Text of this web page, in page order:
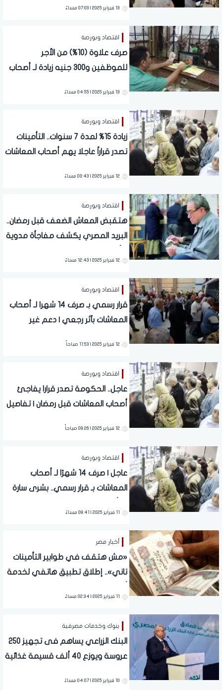
13 فبراير 2025 | 07:03 مساءً
اقتصاد وبورصة
صرف علاوة (10%) من الأجر
للموظفين و300 جنيه زيادة لـ أصحاب
13 فبراير 2025 | 04:55 مساءً
اقتصاد وبورصة
زيادة 15% لمدة 7 سنوات.. التأمينات
تصدر قراراً عاجلا يهم أصحاب المعاشات
12 فبراير 2025 | 03:43 مساءً
اقتصاد وبورصة
هتقبض المعاش الضعف قبل رمضان..
البريد المصري يكشف مفاجأة مدوية
12 فبراير 2025 | 12:43 مساءً
اقتصاد وبورصة
قرار رسمي بـ صرف 14 شهرا لـ أصحاب
المعاشات بآثر رجعي | دعم غير
12 فبراير 2025 | 11:53 صباحاً
اقتصاد وبورصة
عاجل.. الحكومة تصدر قرارا يفاجئ
أصحاب المعاشات قبل رمضان | تفاصيل
12 فبراير 2025 | 09:26 صباحاً
اقتصاد وبورصة
عاجل | صرف 14 شهرًا لـ أصحاب
المعاشات بـ قرار رسمي.. بشرى سارة
11 فبراير 2025 | 09:41 مساءً
أخبار مصر
«مش هتقف في طوابير التأمينات
تاني».. إطلاق تطبيق هاتفي لخدمة
11 فبراير 2025 | 02:34 مساءً
بنوك وخدمات مصرفية
البنك الزراعي يساهم فى تجهيز 250
عروسة ويوزع 40 ألف قسيمة غذائية
10 فبراير 2025 | 04:07 مساءً